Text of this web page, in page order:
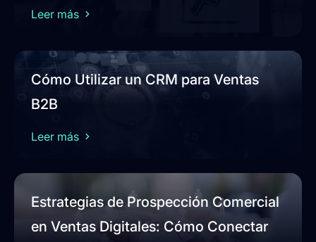
Leer más
Cómo Utilizar un CRM para Ventas
B2B
Leer más
Estrategias de Prospección Comercial
en Ventas Digitales: Cómo Conectar